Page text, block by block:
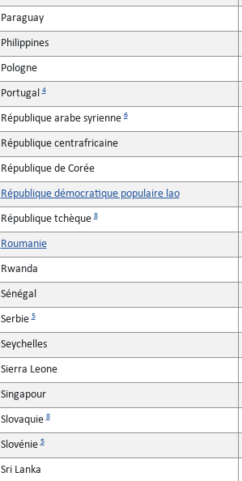
Paraguay
Philippines
Pologne
Portugal4
République arabe syrienne6
République centrafricaine
République de Corée
République démocratique populaire lao
République tchèque8
Roumanie
Rwanda
Sénégal
Serbie5
Seychelles
Sierra Leone
Singapour
Slovaquie8
Slovénie5
Sri Lanka